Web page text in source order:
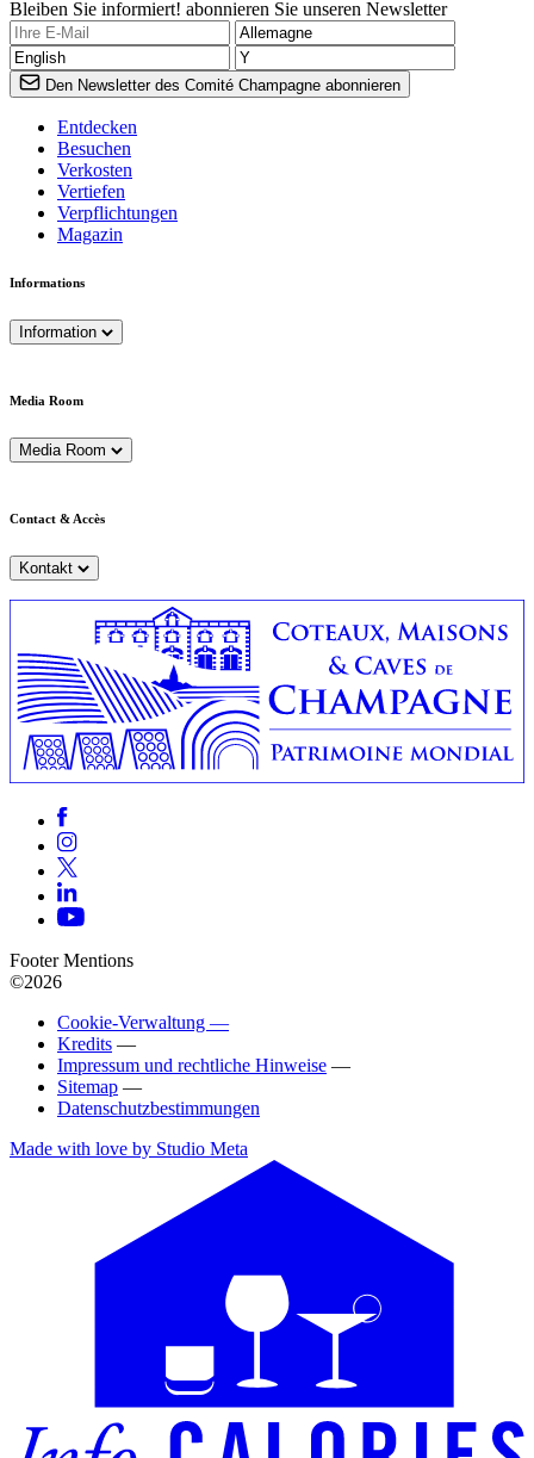
Bleiben Sie informiert! abonnieren Sie unseren Newsletter
Den Newsletter des Comité Champagne abonnieren
Entdecken
Besuchen
Verkosten
Vertiefen
Verpflichtungen
Magazin
Informations
Information
Media Room
Media Room
Contact & Accès
Kontakt
Footer Mentions
©2026
Cookie-Verwaltung —
Kredits —
Impressum und rechtliche Hinweise —
Sitemap —
Datenschutzbestimmungen
Made with love by Studio Meta